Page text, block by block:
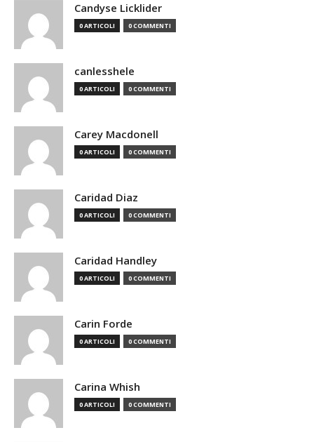
Candyse Licklider
0 ARTICOLI 0 COMMENTI
canlesshele
0 ARTICOLI 0 COMMENTI
Carey Macdonell
0 ARTICOLI 0 COMMENTI
Caridad Diaz
0 ARTICOLI 0 COMMENTI
Caridad Handley
0 ARTICOLI 0 COMMENTI
Carin Forde
0 ARTICOLI 0 COMMENTI
Carina Whish
0 ARTICOLI 0 COMMENTI